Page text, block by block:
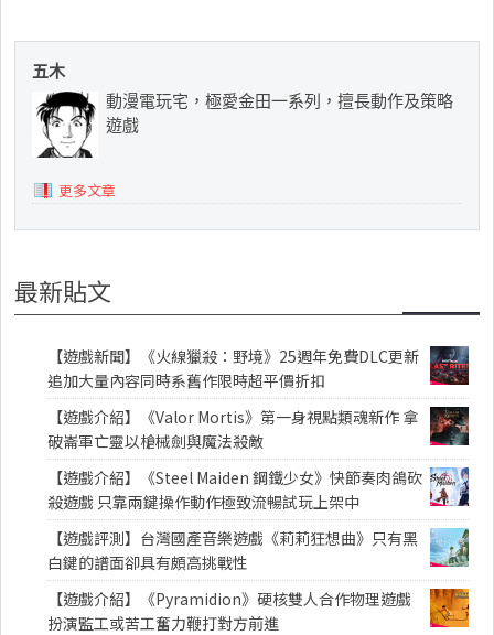
五木
動漫電玩宅，極愛金田一系列，擅長動作及策略
遊戲
更多文章
最新貼文
【遊戲新聞】《火線獵殺：野境》25週年免費DLC更新
追加大量內容同時系舊作限時超平價折扣
【遊戲介紹】《Valor Mortis》第一身視點類魂新作 拿
破崙軍亡靈以槍械劍與魔法殺敵
【遊戲介紹】《Steel Maiden 鋼鐵少女》快節奏肉鴿砍
殺遊戲 只靠兩鍵操作動作極致流暢試玩上架中
【遊戲評測】台灣國產音樂遊戲《莉莉狂想曲》只有黑
白鍵的譜面卻具有頗高挑戰性
【遊戲介紹】《Pyramidion》硬核雙人合作物理遊戲
扮演監工或苦工奮力鞭打對方前進